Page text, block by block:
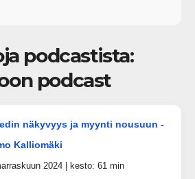
podcastista:
podcast
näkyvyys ja myynti nousuun -
Kalliomäki
2024 | kesto: 61 min